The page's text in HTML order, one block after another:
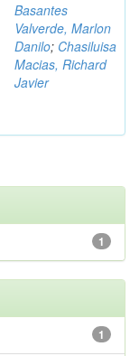
Basantes
Valverde, Marlon
Danilo; Chasiluisa
Macias, Richard
Javier
1
1